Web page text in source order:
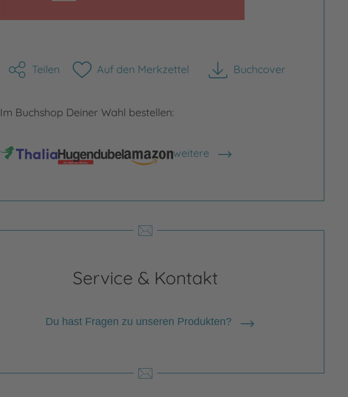
Teilen Auf den Merkzettel Buchcover
herunterladen
Im Buchshop Deiner Wahl bestellen:
weitere
Shops anzeigen
Service & Kontakt
Du hast Fragen zu unseren Produkten?